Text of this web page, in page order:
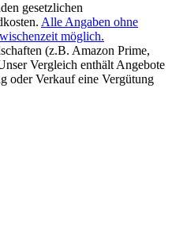
gesetzlichen
Alle Angaben ohne
möglich.
(z.B. Amazon Prime,
Vergleich enthält Angebote
oder Verkauf eine Vergütung